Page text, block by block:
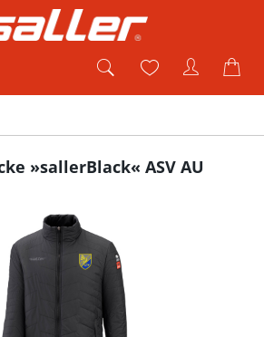
»sallerBlack« ASV AU